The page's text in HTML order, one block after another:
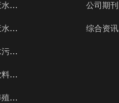
工
工
污水
废
殖废
公司期刊
综合资讯